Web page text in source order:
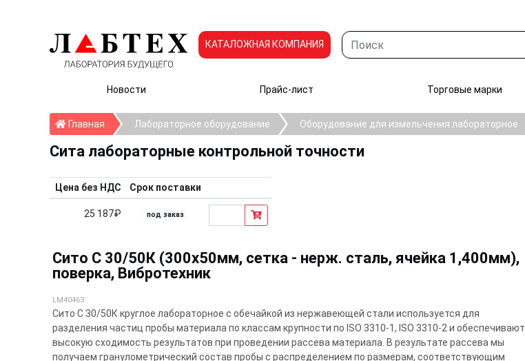
КАТАЛОЖНАЯ КОМПАНИЯ
Новости Прайс-лист Торговые марки
ГлавнаяГлавнаяЛабораторное оборудование Оборудование для измельчения лабораторное
Сита лабораторные контрольной точности
Цена без НДС Срок поставки
25 187₽ под заказ
Сито С 30/50К (300х50мм, сетка - нерж. сталь, ячейка 1,400мм),
поверка, Вибротехник
LM40463
Сито С 30/50К круглое лабораторное с обечайкой из нержавеющей стали используется для
разделения частиц пробы материала по классам крупности по ISO 3310-1, ISO 3310-2 и обеспечивают
высокую сходимость результатов при проведении рассева материала. В результате рассева мы
получаем гранулометрический состав пробы с распределением по размерам, соответствующим